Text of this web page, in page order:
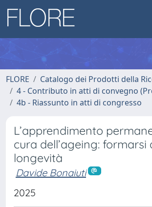
FLORE
Catalogo dei Prodotti della
4 - Contributo in atti di convegno
4b - Riassunto in atti di congresso
L’apprendimento
cura dell’ageing: formarsi
longevità
Davide Bonaiuti
2025